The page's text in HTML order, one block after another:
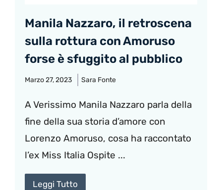
Manila Nazzaro, il retroscena
sulla rottura con Amoruso
forse è sfuggito al pubblico
Marzo 27, 2023 Sara Fonte
A Verissimo Manila Nazzaro parla della
fine della sua storia d’amore con
Lorenzo Amoruso, cosa ha raccontato
l’ex Miss Italia Ospite ...
Leggi Tutto